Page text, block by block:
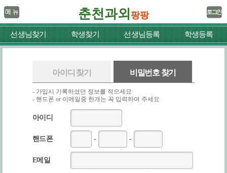
춘천과외 팡팡
선생님찾기 학생찾기 선생님등록 학생등록
아이디 찾기 비밀번호 찾기
- 가입시 기록하셨던 정보를 적으세요
- 핸드폰 or 이메일중 한개는 꼭 입력하여 주세요
아이디
핸드폰 - -
E메일